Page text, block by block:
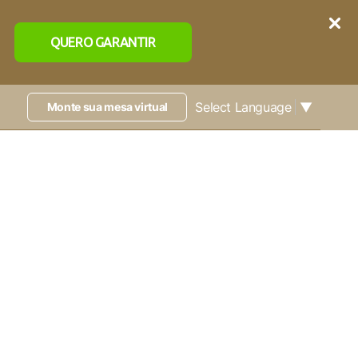
QUERO GARANTIR
Monte sua mesa virtual Select Language ▼